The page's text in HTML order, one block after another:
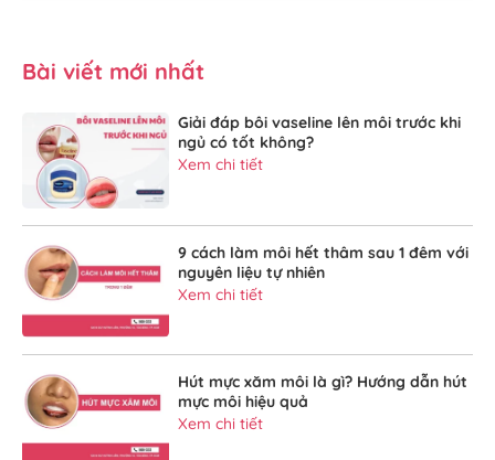
Bài viết mới nhất
Giải đáp bôi vaseline lên môi trước khi
ngủ có tốt không?
Xem chi tiết
9 cách làm môi hết thâm sau 1 đêm với
nguyên liệu tự nhiên
Xem chi tiết
Hút mực xăm môi là gì? Hướng dẫn hút
mực môi hiệu quả
Xem chi tiết